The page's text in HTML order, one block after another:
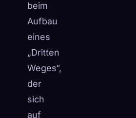
beim
Aufbau
eines
„Dritten
Weges“,
der
sich
auf